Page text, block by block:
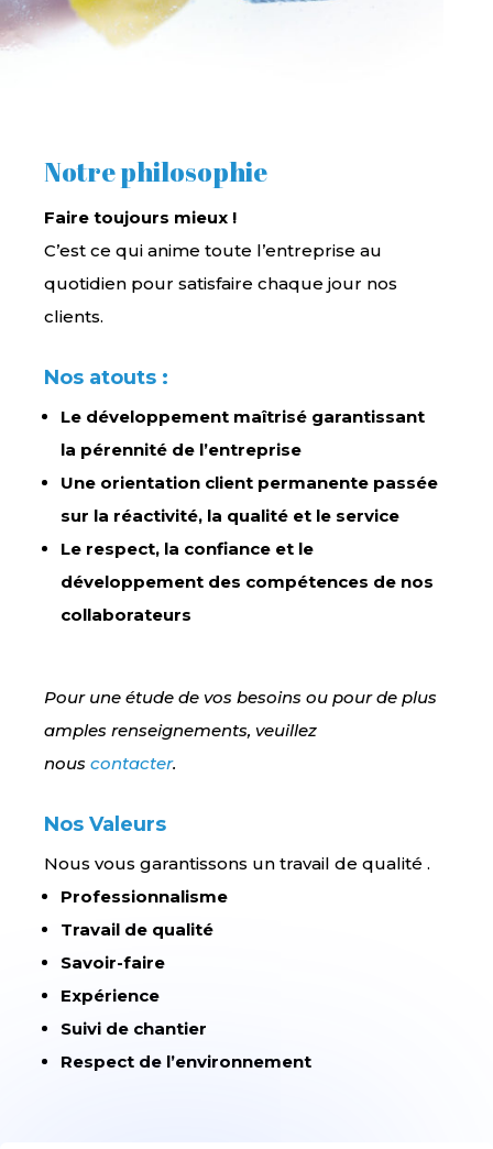
Notre philosophie
Faire toujours mieux !
C’est ce qui anime toute l’entreprise au
quotidien pour satisfaire chaque jour nos
clients.
Nos atouts :
Le développement maîtrisé garantissant
la pérennité de l’entreprise
Une orientation client permanente passée
sur la réactivité, la qualité et le service
Le respect, la confiance et le
développement des compétences de nos
collaborateurs
Pour une étude de vos besoins ou pour de plus
amples renseignements, veuillez
nouscontacter.
Nos Valeurs
Nous vous garantissons un travail de qualité .
Professionnalisme
Travail de qualité
Savoir-faire
Expérience
Suivi de chantier
Respect de l’environnement